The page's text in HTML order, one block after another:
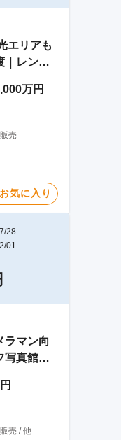
エリアも
｜レンタ
万円
売
お気に入り
28
01
ラマン向
写真館／
売 / 他